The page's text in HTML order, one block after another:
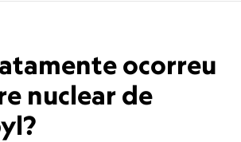
ocorreu
nuclear de